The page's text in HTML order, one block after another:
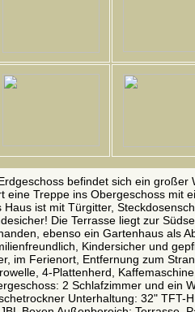
befindet sich ein großer
eine Treppe ins Obergeschoss mit
Haus ist mit Türgitter,
Die Terrasse liegt zur
ebenso ein Gartenhaus als
Kindersicher und
im Ferienort, Entfernung zum
4-Plattenherd,
2 Schlafzimmer und ein
Unterhaltung: 32" TFT-